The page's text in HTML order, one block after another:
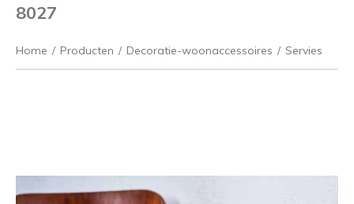
8027
Home / Producten / Decoratie-woonaccessoires / Servies